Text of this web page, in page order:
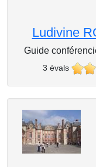
Ludivine
Guide
3 évals